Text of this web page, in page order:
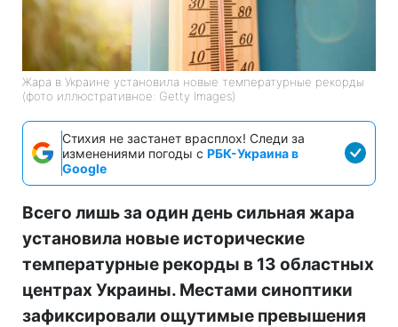
Жара в Украине установила новые температурные рекорды
(фото иллюстративное: Getty Images)
Стихия не застанет врасплох! Следи за
изменениями погоды с РБК-Украина в
Google
Всего лишь за один день сильная жара
установила новые исторические
температурные рекорды в 13 областных
центрах Украины. Местами синоптики
зафиксировали ощутимые превышения